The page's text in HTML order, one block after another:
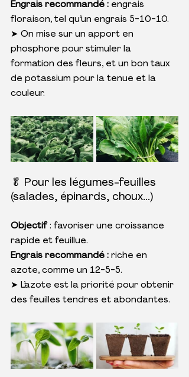
Engrais recommandé : engrais
floraison, tel qu’un engrais 5-10-10.
➤ On mise sur un apport en
phosphore pour stimuler la
formation des fleurs, et un bon taux
de potassium pour la tenue et la
couleur.
🥬 Pour les légumes-feuilles
(salades, épinards, choux...)
Objectif : favoriser une croissance
rapide et feuillue.
Engrais recommandé : riche en
azote, comme un 12-5-5.
➤ L’azote est la priorité pour obtenir
des feuilles tendres et abondantes.